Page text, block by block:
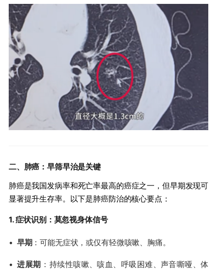
​二、肺癌：早筛早治是关键​
肺癌是我国发病率和死亡率最高的癌症之一，但早期发现可
显著提升生存率。以下是肺癌防治的核心要点：
​1. 症状识别：莫忽视身体信号​
• ​早期​​：可能无症状，或仅有轻微咳嗽、胸痛。
• ​进展期​ ​：持续性咳嗽、咳血、呼吸困难、声音嘶哑、体